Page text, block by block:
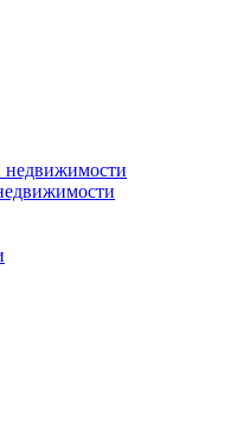
недвижимости